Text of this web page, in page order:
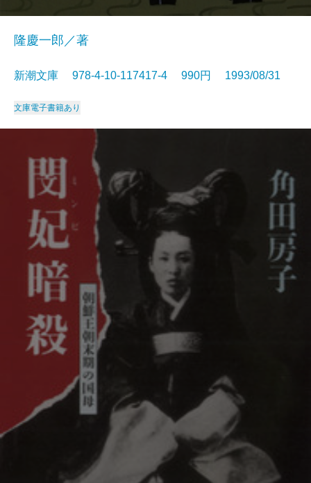
隆慶一郎／著
新潮文庫 978-4-10-117417-4 990円 1993/08/31
文庫電子書籍あり